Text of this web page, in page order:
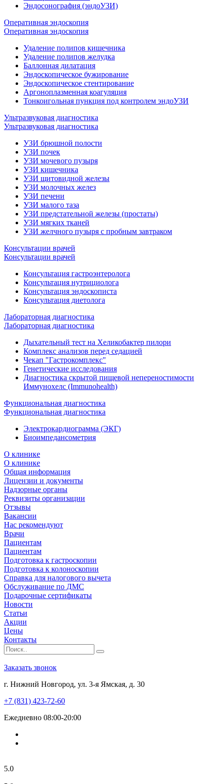
Эндосонография (эндоУЗИ)
Оперативная эндоскопия
Оперативная эндоскопия
Удаление полипов кишечника
Удаление полипов желудка
Баллонная дилатация
Эндоскопическое бужирование
Эндоскопическое стентирование
Аргоноплазменная коагуляция
Тонкоигольная пункция под контролем эндоУЗИ
Ультразвуковая диагностика
Ультразвуковая диагностика
УЗИ брюшной полости
УЗИ почек
УЗИ мочевого пузыря
УЗИ кишечника
УЗИ щитовидной железы
УЗИ молочных желез
УЗИ печени
УЗИ малого таза
УЗИ предстательной железы (простаты)
УЗИ мягких тканей
УЗИ желчного пузыря с пробным завтраком
Консультации врачей
Консультации врачей
Консультация гастроэнтеролога
Консультация нутрициолога
Консультация эндоскописта
Консультация диетолога
Лабораторная диагностика
Лабораторная диагностика
Дыхательный тест на Хеликобактер пилори
Комплекс анализов перед седацией
Чекап "Гастрокомплекс"
Генетические исследования
Диагностика скрытой пищевой непереностимости
Иммунохелс (Immunohealth)
Функциональная диагностика
Функциональная диагностика
Электрокардиограмма (ЭКГ)
Биоимпедансометрия
О клинике
О клинике
Общая информация
Лицензии и документы
Надзорные органы
Реквизиты организации
Отзывы
Вакансии
Нас рекомендуют
Врачи
Пациентам
Пациентам
Подготовка к гастроскопии
Подготовка к колоноскопии
Справка для налогового вычета
Обслуживание по ДМС
Подарочные сертификаты
Новости
Статьи
Акции
Цены
Контакты
Заказать звонок
г. Нижний Новгород, ул. 3-я Ямская, д. 30
+7 (831) 423-72-60
Ежедневно 08:00-20:00
5.0